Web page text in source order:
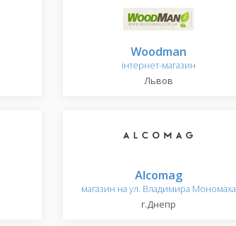
Woodman
інтернет-магазин
Львов
Alcomag
магазин на ул. Владимира Мономаха
г.Днепр